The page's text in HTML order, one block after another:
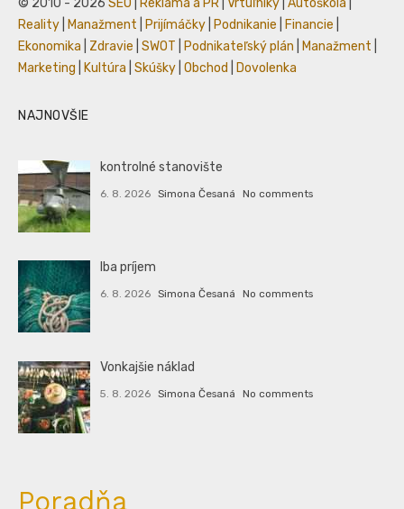
© 2010 - 2026 SEO Reklama a PR Vrtuľníky Autoškola
Reality
Manažment Prijímáčky Podnikanie Financie
Ekonomika
Zdravie SWOT Podnikateľský plán Manažment
Marketing
Kultúra Skúšky Obchod Dovolenka
NAJNOVŠIE
kontrolné stanovište
6. 8. 2026 Simona Česaná No comments
Iba príjem
6. 8. 2026 Simona Česaná No comments
Vonkajšie náklad
5. 8. 2026 Simona Česaná No comments
Poradňa